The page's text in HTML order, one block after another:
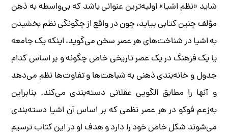
شاید «نظم اشیا» اولیه‌ترین عنوانی باشد که بی‌واسطه به ذهن
مؤلف چنین کتابی بیاید، چون‌ در واقع از چگونگی نظم بخشیدن
به اشیا در شناخت‌های هر عصر سخن می‌گوید، اینکه یک جامعه
یا یک فرهنگ در یک عصر تاریخی خاص چگونه و بر اساس کدام
جدول و خانه‌بندی ذهنی به شباهت‌ها و تفاوت‌ها نظم می‌دهد
و آنها را مطابق الگویی عقلانی دسته‌بندی می‌کند. بنابراین
به‌زعم فوکو در هر عصر نظمی که بر اساس آن اشیا دسته‌بندی
می‌شوند شکل خاص خود را دارد و هدف او در این کتاب ترسیم